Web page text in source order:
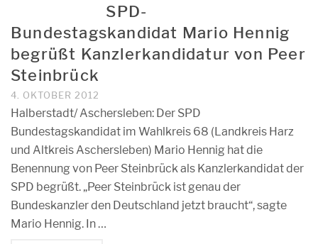
SPD-
Bundestagskandidat Mario Hennig
begrüßt Kanzlerkandidatur von Peer
Steinbrück
4. OKTOBER 2012
Halberstadt/ Aschersleben: Der SPD
Bundestagskandidat im Wahlkreis 68 (Landkreis Harz
und Altkreis Aschersleben) Mario Hennig hat die
Benennung von Peer Steinbrück als Kanzlerkandidat der
SPD begrüßt. „Peer Steinbrück ist genau der
Bundeskanzler den Deutschland jetzt braucht“, sagte
Mario Hennig. In …